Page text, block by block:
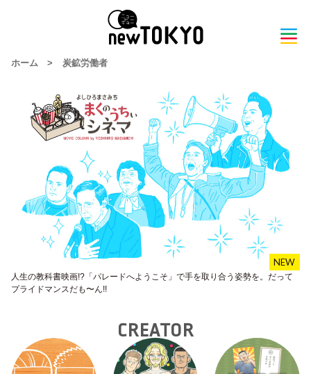
ホーム > 炭鉱労働者
人生の教科書映画!?「パレードへようこそ」で手を取り合う姿勢を。だって
プライドマンスだも〜ん!!
CREATOR